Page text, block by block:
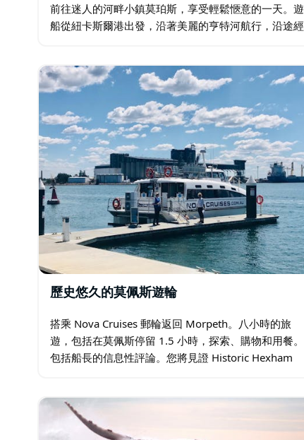
前往迷人的河畔小鎮莫珀斯，享受輕鬆愜意的一天。遊
船從紐卡斯爾港出發，沿著美麗的亨特河航行，沿途經
歷史悠久的莫佩斯遊輪
搭乘 Nova Cruises 郵輪返回 Morpeth。八小時的旅
遊，包括在莫佩斯停留 1.5 小時，探索、購物和用餐。
包括船長的信息性評論。您將見證 Historic Hexham